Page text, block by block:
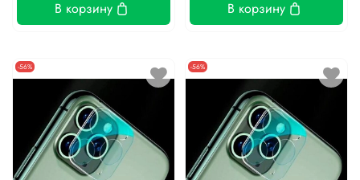
В корзину В корзину
-56% -56%